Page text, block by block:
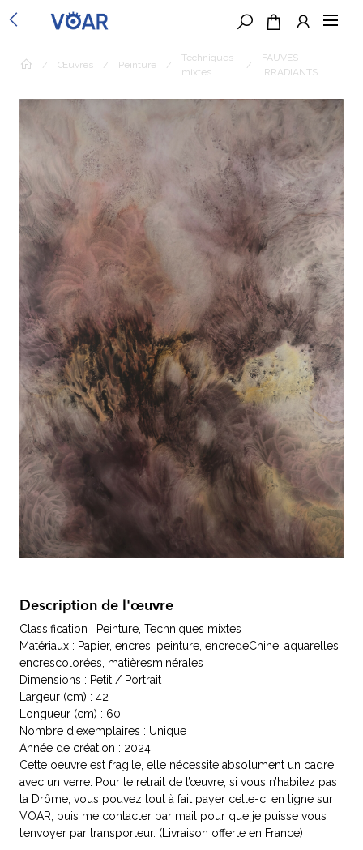
/ Œuvres / Peinture /
Techniques
mixtes
/
FAUVES
IRRADIANTS
Description de l'œuvre
Classification : Peinture, Techniques mixtes
Matériaux : Papier, encres, peinture, encredeChine, aquarelles,
encrescolorées, matièresminérales
Dimensions : Petit / Portrait
Largeur (cm) : 42
Longueur (cm) : 60
Nombre d'exemplaires : Unique
Année de création : 2024
Cette oeuvre est fragile, elle nécessite absolument un cadre
avec un verre. Pour le retrait de l’œuvre, si vous n’habitez pas
la Drôme, vous pouvez tout à fait payer celle-ci en ligne sur
VOAR, puis me contacter par mail pour que je puisse vous
l’envoyer par transporteur. (Livraison offerte en France)